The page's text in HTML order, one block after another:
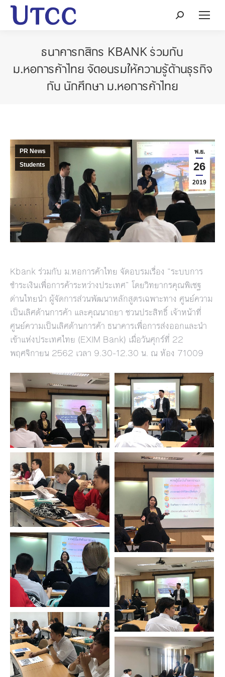
Search:
ธนาคารกสิกร KBANK ร่วมกับ
ม.หอการค้าไทย จัดอบรมให้ความรู้ด้านธุรกิจ
กับ นักศึกษา ม.หอการค้าไทย
พ.ย.
26
2019
PR News
Students
Kbank ร่วมกับ ม.หอการค้าไทย จัดอบรมเรื่อง “ระบบการ
ชำระเงินเพื่อการค้าระหว่างประเทศ” โดยวิทยากรคุณพิเชฐ
ด่านไทยนำ ผู้จัดการส่วนพัฒนาหลักสูตรเฉพาะทาง ศูนย์ความ
เป็นเลิศด้านการค้า และคุณนาถยา ชวนประสิทธิ์ เจ้าหน้าที่
ศูนย์ความเป็นเลิศด้านการค้า ธนาคารเพื่อการส่งออกและนำ
เข้าแห่งประเทศไทย (EXIM Bank) เมื่อวันศุกร์ที่ 22
พฤศจิกายน 2562 เวลา 9.30-12.30 น. ณ ห้อง 71009